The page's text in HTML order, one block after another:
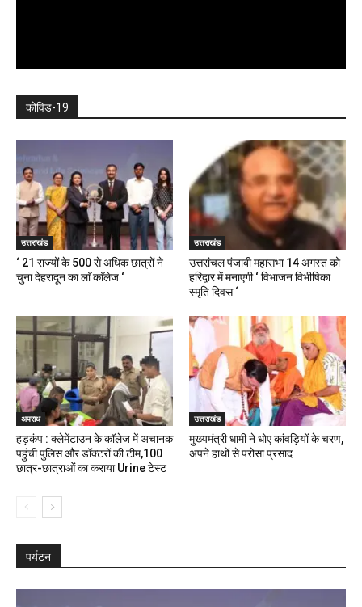
कोविड-19
उत्तराखंड
‘ 21 राज्यों के 500 से अधिक छात्रों ने
चुना देहरादून का लाॅ काॅलेज ‘
उत्तराखंड
उत्तरांचल पंजाबी महासभा 14 अगस्त को
हरिद्वार में मनाएगी ‘ विभाजन विभीषिका
स्मृति दिवस ‘
अपराध
हड़कंप : क्लेमेंटाउन के कॉलेज में अचानक
पहुंची पुलिस और डॉक्टरों की टीम,100
छात्र-छात्राओं का कराया Urine टेस्ट
उत्तराखंड
मुख्यमंत्री धामी ने धोए कांवड़ियों के चरण,
अपने हाथों से परोसा प्रसाद
पर्यटन